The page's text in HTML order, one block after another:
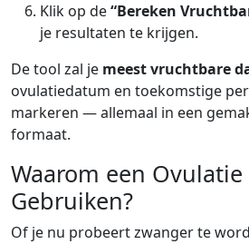
Klik op de“Bereken
je resultaten te krijgen.
De tool zal je meest vruchtbare
ovulatiedatum en toekomstige
markeren — allemaal in een
formaat.
Waarom een Ovulatie
Gebruiken?
Of je nu probeert zwanger te